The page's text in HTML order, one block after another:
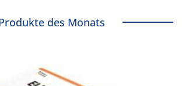
des Monats